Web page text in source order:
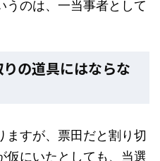
うのは、一当事者として
の道具にはならな
ますが、票田だと割り切
仮にいたとしても、当選